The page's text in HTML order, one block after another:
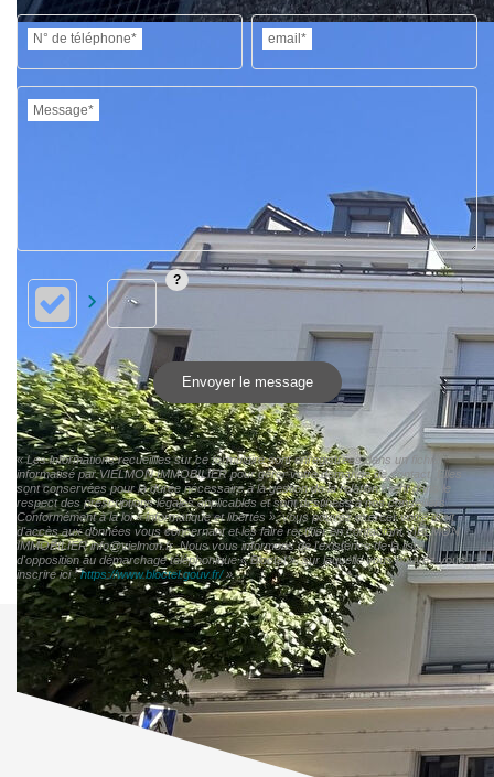
N° de téléphone* email*
Message*
Envoyer le message
« Les informations recueillies sur ce formulaire sont enregistrées dans un fichier
informatisé par VIELMON IMMOBILIER pour gérer votre demande de contact. Elles
sont conservées pour la durée nécessaire à la gestion de la relation client dans le
respect des prescriptions légales applicables et sont destinées à nos conseillers
Conformément à la loi « informatique et libertés », vous pouvez exercer votre droit
d'accès aux données vous concernant et les faire rectifier en contactant VIELMON
IMMOBILIER info@vielmon.fr. Nous vous informons de l'existence de la liste
d'opposition au démarchage téléphonique « Bloctel », sur laquelle vous pouvez vous
inscrire ici :https://www.bloctel.gouv.fr/»